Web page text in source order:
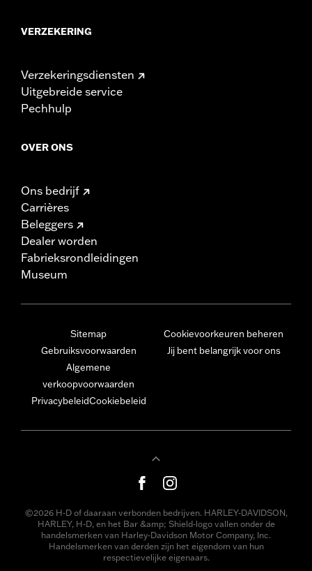
VERZEKERING
Verzekeringsdiensten
Uitgebreide service
Pechhulp
OVER ONS
Ons bedrijf
Carrières
Beleggers
Dealer worden
Fabrieksrondleidingen
Museum
Sitemap
Gebruiksvoorwaarden
Algemene
verkoopvoorwaarden
PrivacybeleidCookiebeleid
Cookievoorkeuren beheren
Jij bent belangrijk voor ons
©2026 H-D of daaraan verbonden bedrijven. HARLEY-DAVIDSON,
HARLEY, H-D, en het Bar &amp; Shield-logo vallen onder de
handelsmerken van Harley-Davidson Motor Company, Inc.
Handelsmerken van derden zijn het eigendom van hun
respectievelijke eigenaars.